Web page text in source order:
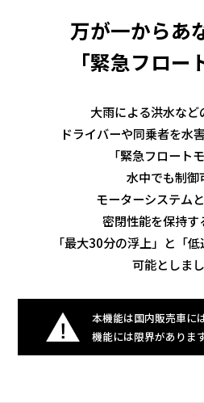
万が一からあ
「緊急フロー
大雨による洪水など
ドライバーや同乗者を水
「緊急フロート
水中でも制御
モーターシステム
密閉性能を保持す
「最大30分の浮上」と「
可能としまし
本機能は国内販売車に
機能には限界があります